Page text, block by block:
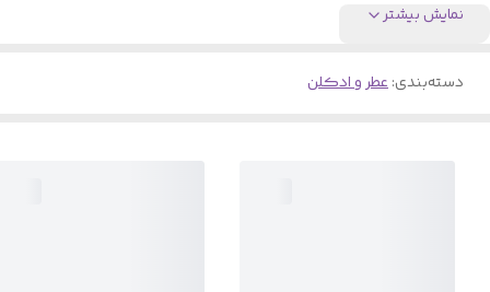
نمایش بیشتر
دسته‌بندی:عطر و ادکلن